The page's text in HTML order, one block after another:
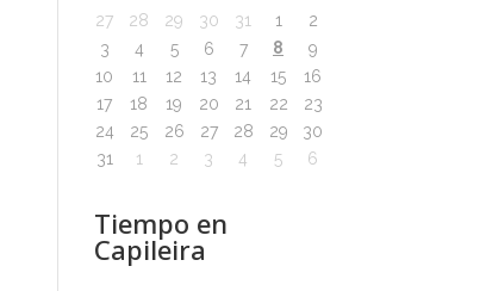
27 28 29 30 31 1
2
3
4 5 6 7 8
9
10
11 12 13 14 15
16
17
18 19 20 21 22
23
24
25 26 27 28 29
30
31
1 2 3 4 5 6
Tiempo en
Capileira